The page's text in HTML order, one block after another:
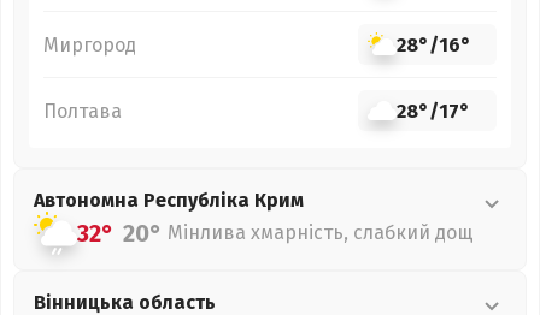
Миргород 28°/16°
Полтава 28°/17°
Автономна Республіка Крим
32° 20° Мінлива хмарність, слабкий дощ
Вінницька область